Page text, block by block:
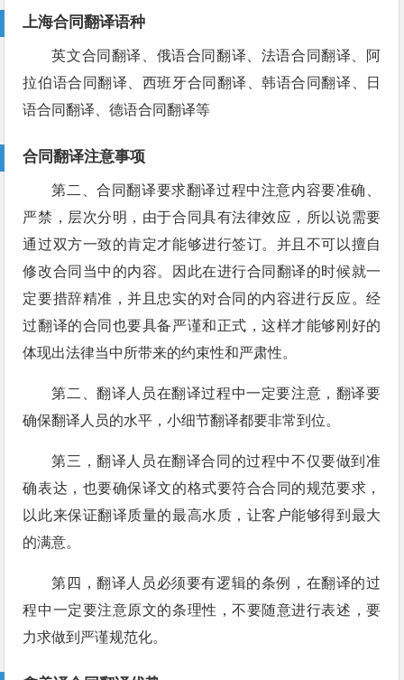
上海合同翻译语种
英文合同翻译、俄语合同翻译、法语合同翻译、阿
拉伯语合同翻译、西班牙合同翻译、韩语合同翻译、日
语合同翻译、德语合同翻译等
合同翻译注意事项
第二、合同翻译要求翻译过程中注意内容要准确、
严禁，层次分明，由于合同具有法律效应，所以说需要
通过双方一致的肯定才能够进行签订。并且不可以擅自
修改合同当中的内容。因此在进行合同翻译的时候就一
定要措辞精准，并且忠实的对合同的内容进行反应。经
过翻译的合同也要具备严谨和正式，这样才能够刚好的
体现出法律当中所带来的约束性和严肃性。
第二、翻译人员在翻译过程中一定要注意，翻译要
确保翻译人员的水平，小细节翻译都要非常到位。
第三，翻译人员在翻译合同的过程中不仅要做到准
确表达，也要确保译文的格式要符合合同的规范要求，
以此来保证翻译质量的最高水质，让客户能够得到最大
的满意。
第四，翻译人员必须要有逻辑的条例，在翻译的过
程中一定要注意原文的条理性，不要随意进行表述，要
力求做到严谨规范化。